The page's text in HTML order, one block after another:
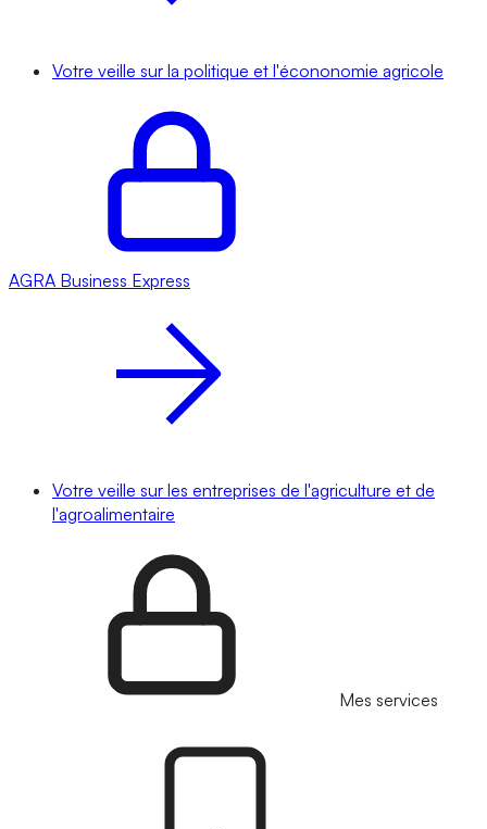
Votre veille sur la politique et l'écononomie agricole
AGRA Business Express
Votre veille sur les entreprises de l'agriculture et de
l'agroalimentaire
Mes services